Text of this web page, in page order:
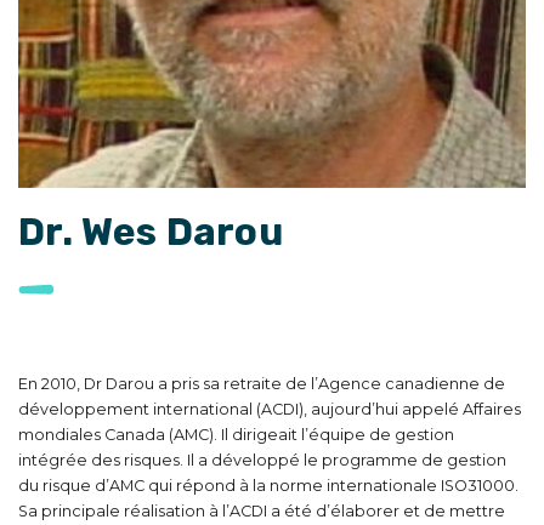
Dr. Wes Darou
En 2010, Dr Darou a pris sa retraite de l’Agence canadienne de
développement international (ACDI), aujourd’hui appelé Affaires
mondiales Canada (AMC). Il dirigeait l’équipe de gestion
intégrée des risques. Il a développé le programme de gestion
du risque d’AMC qui répond à la norme internationale ISO31000.
Sa principale réalisation à l’ACDI a été d’élaborer et de mettre